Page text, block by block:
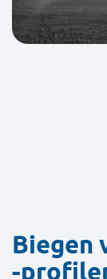
Biegen
-